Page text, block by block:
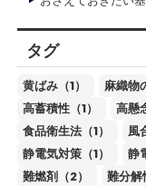
タグ
黄ばみ（1） 麻織物
高蓄積性（1）
高懸
食品衛生法（1）
風
静電気対策（1）
静
難燃剤（2）
難分解